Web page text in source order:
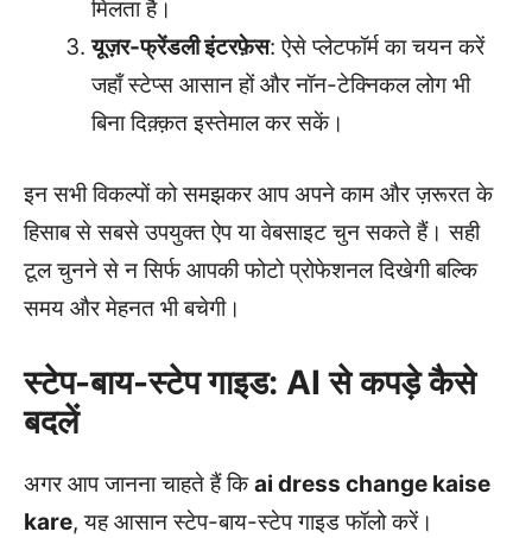
मिलता है।
यूज़र-फ्रेंडली इंटरफ़ेस: ऐसे प्लेटफॉर्म का चयन करें
जहाँ स्टेप्स आसान हों और नॉन-टेक्निकल लोग भी
बिना दिक़्क़त इस्तेमाल कर सकें।
इन सभी विकल्पों को समझकर आप अपने काम और ज़रूरत के
हिसाब से सबसे उपयुक्त ऐप या वेबसाइट चुन सकते हैं। सही
टूल चुनने से न सिर्फ आपकी फोटो प्रोफेशनल दिखेगी बल्कि
समय और मेहनत भी बचेगी।
स्टेप-बाय-स्टेप गाइड: AI से कपड़े कैसे
बदलें
अगर आप जानना चाहते हैं किai dress change kaise
kare, यह आसान स्टेप-बाय-स्टेप गाइड फॉलो करें।